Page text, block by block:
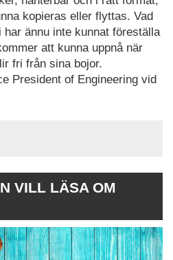
kopieras eller flyttas. Vad
ännu inte kunnat föreställa
att kunna uppnå när
fri från sina bojor.
President of Engineering vid
VILL LÄSA OM